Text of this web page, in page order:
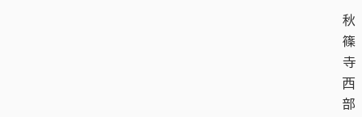
秋
篠
寺
西
部